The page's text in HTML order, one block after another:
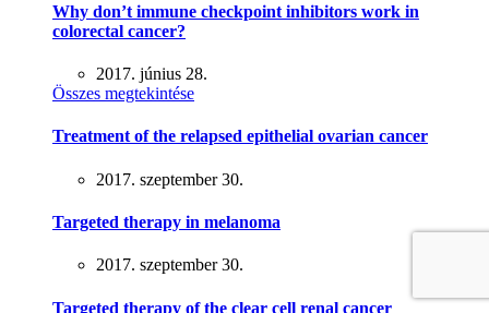
Why don’t immune checkpoint inhibitors work in
colorectal cancer?
2017. június 28.
Összes megtekintése
Treatment of the relapsed epithelial ovarian cancer
2017. szeptember 30.
Targeted therapy in melanoma
2017. szeptember 30.
Targeted therapy of the clear cell renal cancer